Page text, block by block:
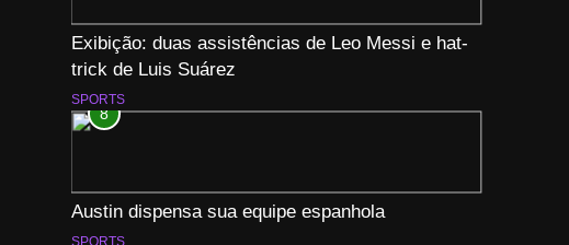
Exibição: duas assistências de Leo Messi e hat-
trick de Luis Suárez
SPORTS
8
Austin dispensa sua equipe espanhola
SPORTS